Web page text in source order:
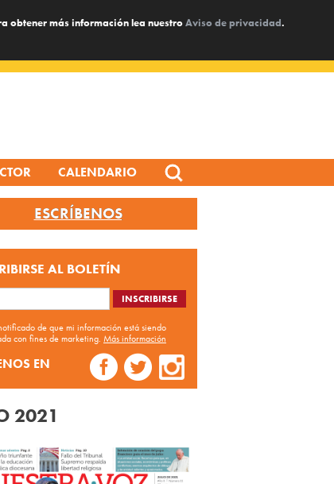
obtener más información lea nuestroAviso de privacidad.
CALENDARIO
Search
for:
ESCRÍBENOS
AL BOLETÍN
de que mi información está siendo
con fines de marketing. Más información
EN
2021